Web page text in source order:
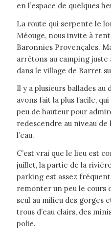
en l’espace de quelques
La route qui serpente le
Méouge, nous invite à
Baronnies Provençales.
arrêtons au camping juste
dans le village de Barret
Il y a plusieurs ballades au
avons fait la plus facile,
peu de hauteur pour
redescendre au niveau
l’eau.
C’est vrai que le lieu est
juillet, la partie de la
parking est assez
remonter un peu le cours
seul au milieu des gorges
trous d’eau clairs, des
polie.